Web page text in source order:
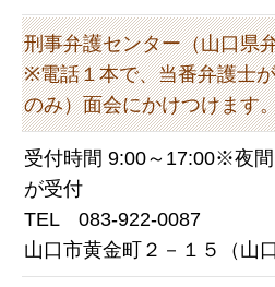
刑事弁護センター（山口県
※電話１本で、当番弁護士
のみ）面会にかけつけます
受付時間 9:00～17:00※夜
が受付
TEL 083-922-0087
山口市黄金町２－１５（山